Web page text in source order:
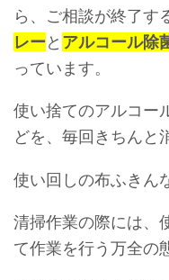
ら、ご相談が終了す
レーと アルコール除
っています。
使い捨てのアルコー
どを、毎回きちんと
使い回しの布ふきん
清掃作業の際には、
て作業を行う万全の